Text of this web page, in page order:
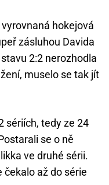
hokejová
zásluhou Davida
2:2 nerozhodla
muselo se tak jít
sériích, tedy ze 24
se o ně
ve druhé sérii.
čekalo až do série